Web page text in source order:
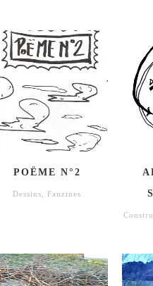
POËME N°2
Dessins, Fanzines